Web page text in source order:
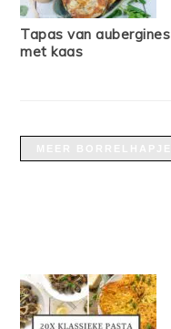
Tapas van aubergines
met kaas